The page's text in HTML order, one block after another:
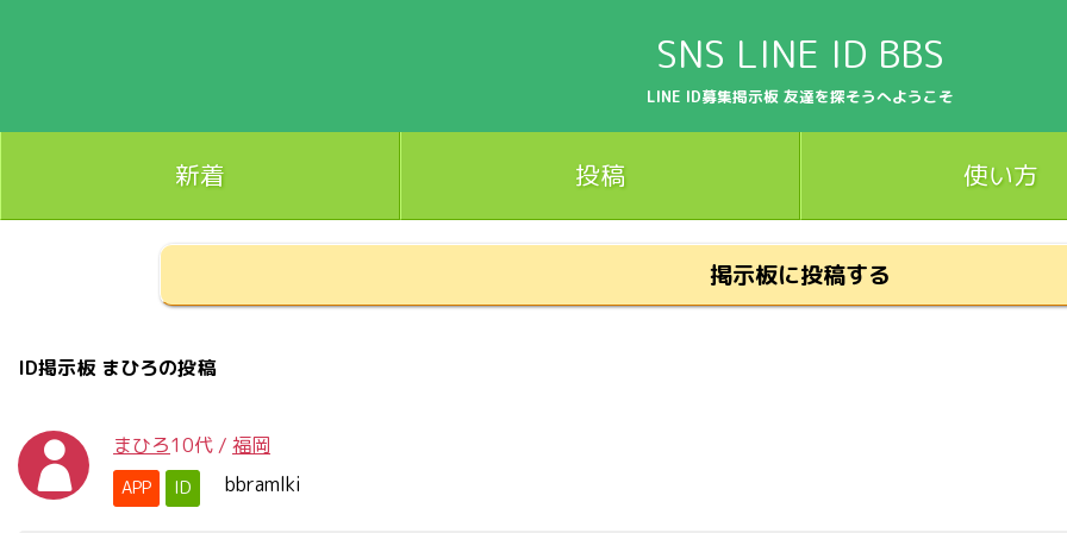
SNS LINE ID BBS
LINE ID募集掲示板 友達を探そうへようこそ
新着 投稿 使い方
掲示板に投稿する
ID掲示板 まひろの投稿
まひろ10代 / 福岡
APP ID bbramlki